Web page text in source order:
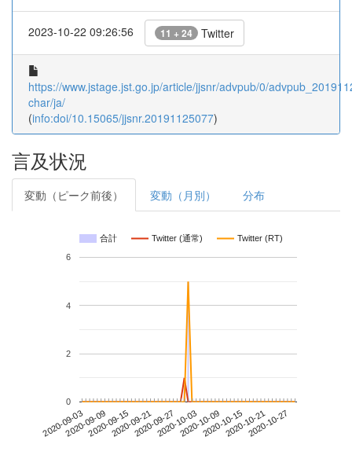
2023-10-22 09:26:56 11 + 24 Twitter
https://www.jstage.jst.go.jp/article/jjsnr/advpub/0/
char/ja/
(info:doi/10.15065/jjsnr.20191125077)
言及状況
変動（ピーク前後） 変動（月別） 分布
合計 Twitter (通常) Twitter (RT)
2020-09-032020-09-092020-09-152020-09-212020-09-272020-10-032020-10-092020-10-152020-10-212020-10-27
0
2
4
6